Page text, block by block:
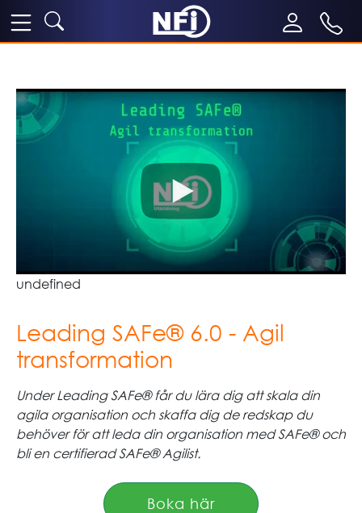
undefined
Leading SAFe® 6.0 - Agil
transformation
Under Leading SAFe® får du lära dig att skala din
agila organisation och skaffa dig de redskap du
behöver för att leda din organisation med SAFe® och
bli en certifierad SAFe® Agilist.
Boka här